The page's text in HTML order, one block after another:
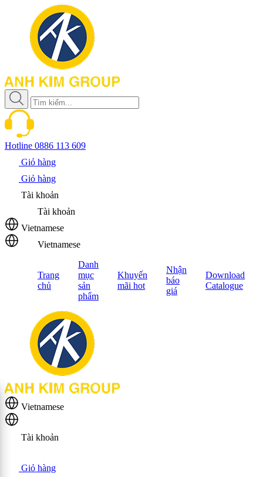
Hotline 0886 113 609
Giỏ hàng
Giỏ hàng
Tài khoản
Tài khoản
Vietnamese
Vietnamese
Trang
chủ
Danh
mục
sản
phẩm
Khuyến
mãi hot
Nhận
báo
giá
Download
Catalogue
Vietnamese
Tài khoản
Giỏ hàng